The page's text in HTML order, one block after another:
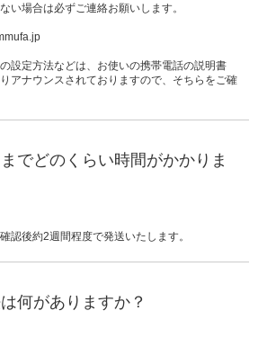
い場合は必ずご連絡お願いします。
設定方法などは、お使いの携帯電話の説明書
アナウンスされておりますので、そちらをご確
でどのくらい時間がかかりま
認後約2週間程度で発送いたします。
何がありますか？